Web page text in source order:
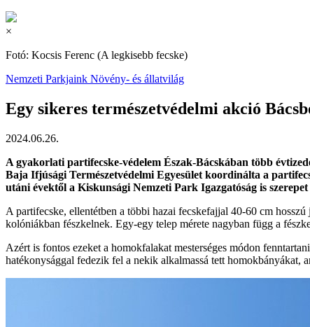
×
Fotó: Kocsis Ferenc (A legkisebb fecske)
Nemzeti Parkjaink Növény- és állatvilág
Egy sikeres természetvédelmi akció
2024.06.26.
A gyakorlati partifecske-védelem Észak-Bácskában több
Baja Ifjúsági Természetvédelmi Egyesület koordinálta a
utáni évektől a Kiskunsági Nemzeti Park Igazgatóság is
A partifecske, ellentétben a többi hazai fecskefajjal 40-60 cm
kolóniákban fészkelnek. Egy-egy telep mérete nagyban függ a
Azért is fontos ezeket a homokfalakat mesterséges módon
hatékonysággal fedezik fel a nekik alkalmassá tett homokbányákat,